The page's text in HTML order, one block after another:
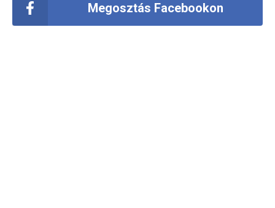
Megosztás Facebookon